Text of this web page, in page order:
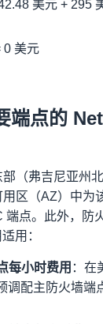
美元 + 295
0 美元
端点的
（弗吉尼亚州
区（AZ）中为
端点。此外，防
用：
每小时费用 ：在
调配主防火墙端